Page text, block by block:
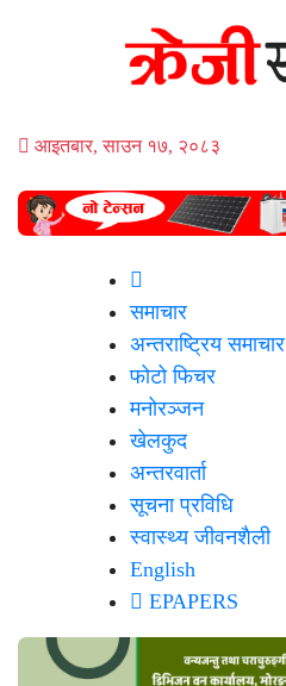
आइतबार, साउन १७, २०८३
समाचार
अन्तराष्ट्रिय समाचार
फोटो फिचर
मनोरञ्जन
खेलकुद
अन्तरवार्ता
सूचना प्रविधि
स्वास्थ्य जीवनशैली
English
EPAPERS